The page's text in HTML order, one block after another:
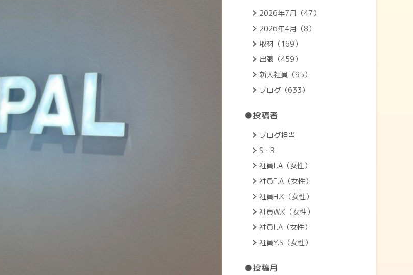
2026年7月（47）
2026年4月（8）
取材（169）
出張（459）
新入社員（95）
ブログ（633）
●投稿者
ブログ担当
S・R
社員I.A（女性）
社員F.A（女性）
社員H.K（女性）
社員W.K（女性）
社員I.A（女性）
社員Y.S（女性）
●投稿月